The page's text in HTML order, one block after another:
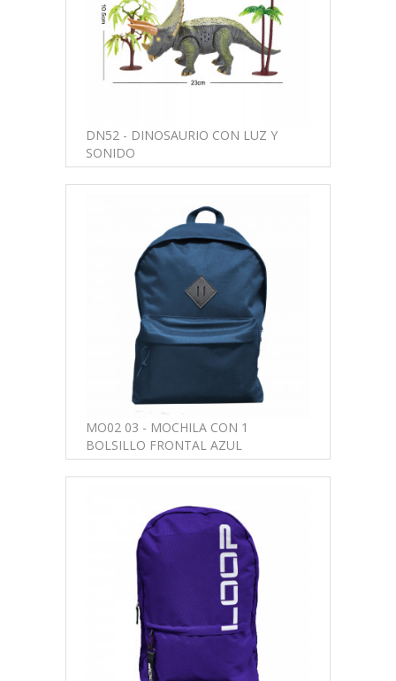
DN52 - DINOSAURIO CON LUZ Y
SONIDO
MO02 03 - MOCHILA CON 1
BOLSILLO FRONTAL AZUL